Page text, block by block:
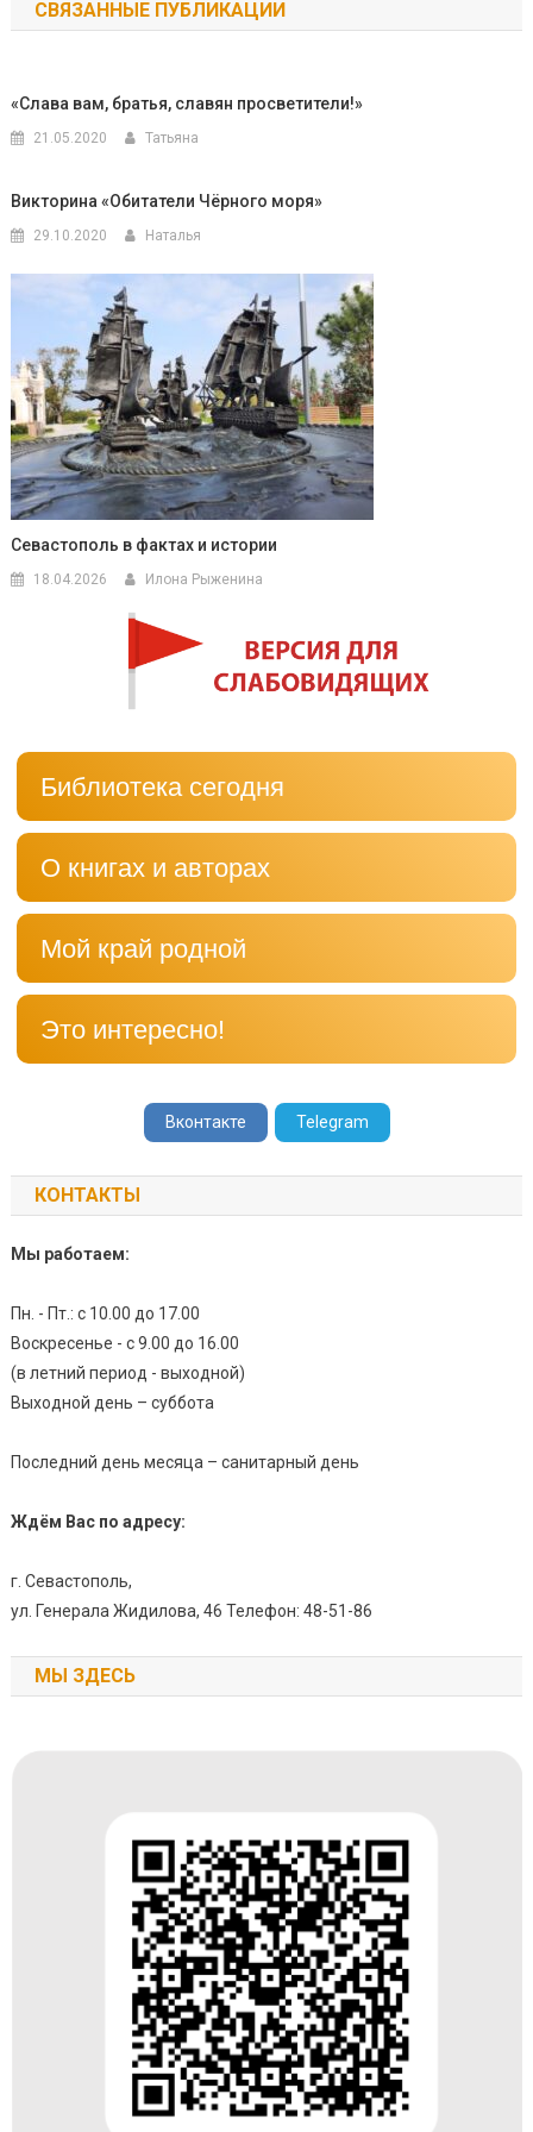
записям
СВЯЗАННЫЕ ПУБЛИКАЦИИ
«Слава вам, братья, славян просветители!»
21.05.2020 Татьяна
Викторина «Обитатели Чёрного моря»
29.10.2020 Наталья
Севастополь в фактах и истории
18.04.2026 Илона Рыженина
Библиотека сегодня
О книгах и авторах
Мой край родной
Это интересно!
Вконтакте Telegram
КОНТАКТЫ
Мы работаем:
Пн. - Пт.: с 10.00 до 17.00
Воскресенье - с 9.00 до 16.00
(в летний период - выходной)
Выходной день – суббота
Последний день месяца – санитарный день
Ждём Вас по адресу:
г. Севастополь,
ул. Генерала Жидилова, 46 Телефон: 48-51-86
МЫ ЗДЕСЬ